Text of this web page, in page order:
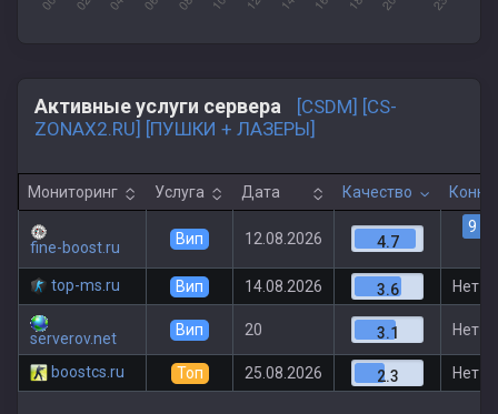
Активные услуги сервера
[CSDM] [CS-
ZONAX2.RU] [ПУШКИ + ЛАЗЕРЫ]
Мониторинг Услуга Дата Качество
fine-boost.ru Вип 12.08.2026 4.7
9
top-ms.ru Вип 14.08.2026 3.6 Нет
serverov.net Вип 20 3.1 Нет
boostcs.ru Топ 25.08.2026 2.3 Нет